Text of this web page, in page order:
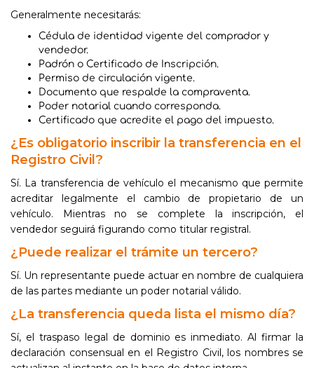
Generalmente necesitarás:
Cédula de identidad vigente del comprador y
vendedor.
Padrón o Certificado de Inscripción.
Permiso de circulación vigente.
Documento que respalde la compraventa.
Poder notarial cuando corresponda.
Certificado que acredite el pago del impuesto.
¿Es obligatorio inscribir la transferencia en el
Registro Civil?
Sí. La transferencia de vehículo el mecanismo que permite
acreditar legalmente el cambio de propietario de un
vehículo. Mientras no se complete la inscripción, el
vendedor seguirá figurando como titular registral.
¿Puede realizar el trámite un tercero?
Sí. Un representante puede actuar en nombre de cualquiera
de las partes mediante un poder notarial válido.
¿La transferencia queda lista el mismo día?
Sí, el traspaso legal de dominio es inmediato. Al firmar la
declaración consensual en el Registro Civil, los nombres se